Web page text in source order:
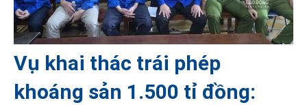
Vụ khai thác trái phép
khoáng sản 1.500 tỉ đồng: